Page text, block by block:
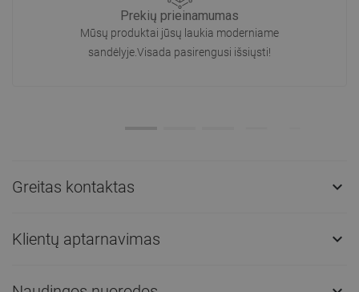
Prekių prieinamumas
Mūsų produktai jūsų laukia moderniame
sandėlyje.Visada pasirengusi išsiųsti!
Greitas kontaktas 
Klientų aptarnavimas 